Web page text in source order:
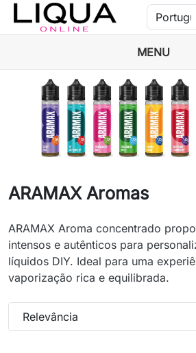
MENU
ARAMAX Aromas
ARAMAX Aroma concentrado
intensos e autênticos para
líquidos DIY. Ideal para uma
vaporização rica e equilibrada.
Relevância